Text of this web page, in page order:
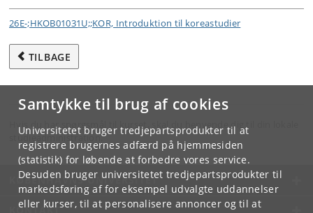
Samtykke til brug af cookies
Universitetet bruger tredjepartsprodukter til at
registrere brugernes adfærd på hjemmesiden
(statistik) for løbende at forbedre vores service.
Desuden bruger universitetet tredjepartsprodukter til
markedsføring af for eksempel udvalgte uddannelser
eller kurser, til at personalisere annoncer og til at
26E-;HKOB01031U;;KOR, Introduktion til koreastudier
TILBAGE
Hvis du har spørgsmål til kurset, skal du henvende dig til din lokale
studieadministration.
KØBENHAVNS UNIVERSITET
KONTAKT